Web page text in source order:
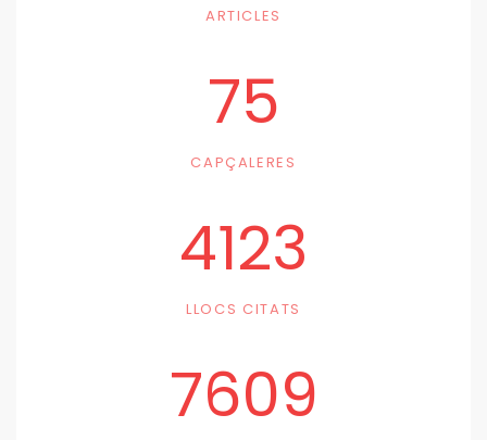
ARTICLES
75
CAPÇALERES
4123
LLOCS CITATS
7609